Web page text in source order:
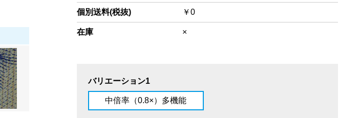
個別送料(税抜) ￥0
在庫 ×
バリエーション1
中倍率（0.8×）多機能